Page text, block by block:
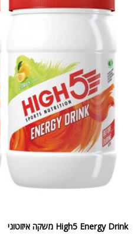
High5 Energy Drink משקה איזוטוני